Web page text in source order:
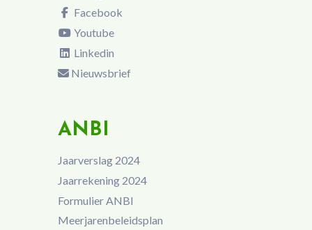
Facebook
Youtube
Linkedin
Nieuwsbrief
ANBI
Jaarverslag 2024
Jaarrekening 2024
Formulier ANBI
Meerjarenbeleidsplan